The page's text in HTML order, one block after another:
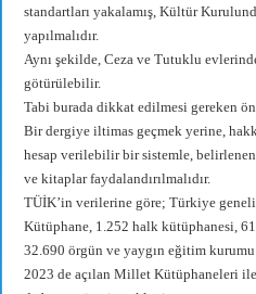
standartları yakalamış, Kültür
yapılmalıdır.
Aynı şekilde, Ceza ve Tutuklu
götürülebilir.
Tabi burada dikkat edilmesi gereken
Bir dergiye iltimas geçmek yerine,
hesap verilebilir bir sistemle,
ve kitaplar faydalandırılmalıdır.
TÜİK’in verilerine göre; Türkiye
Kütüphane, 1.252 halk kütüphanesi,
32.690 örgün ve yaygın eğitim
2023 de açılan Millet Kütüphaneleri